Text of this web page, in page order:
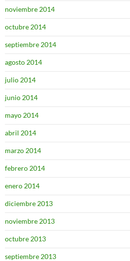
noviembre 2014
octubre 2014
septiembre 2014
agosto 2014
julio 2014
junio 2014
mayo 2014
abril 2014
marzo 2014
febrero 2014
enero 2014
diciembre 2013
noviembre 2013
octubre 2013
septiembre 2013